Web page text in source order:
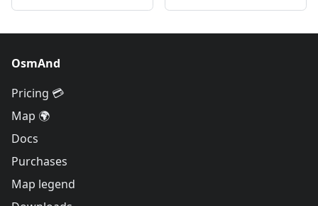
OsmAnd
Pricing 💳
Map 🌍
Docs
Purchases
Map legend